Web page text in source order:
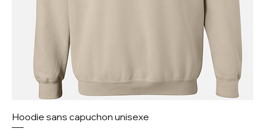
Hoodie sans capuchon unisexe